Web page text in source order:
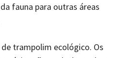
fauna para outras áreas
trampolim ecológico. Os